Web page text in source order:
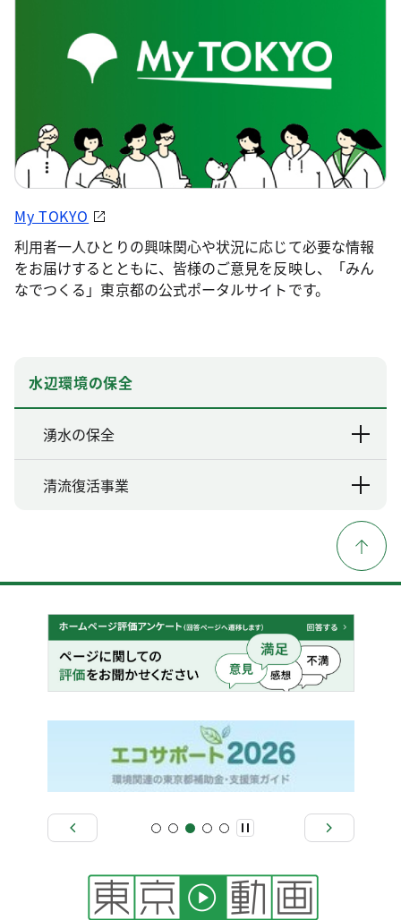
My TOKYO
利用者一人ひとりの興味関心や状況に応じて必要な情報
をお届けするとともに、皆様のご意見を反映し、「みん
なでつくる」東京都の公式ポータルサイトです。
水辺環境の保全
湧水の保全
清流復活事業